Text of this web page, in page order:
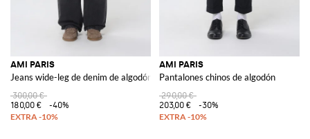
AMI PARIS
Jeans wide-leg de denim de algodón
300,00 €
180,00 €
-40%
AMI PARIS
Pantalones chinos de algodón
290,00 €
203,00 €
-30%